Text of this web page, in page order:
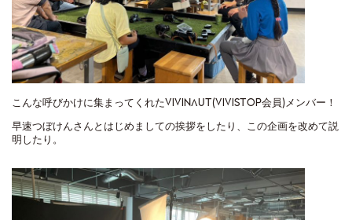
こんな呼びかけに集まってくれたVIVINAUT(VIVISTOP会員)メンバー！
早速つぼけんさんとはじめましての挨拶をしたり、この企画を改めて説
明したり。